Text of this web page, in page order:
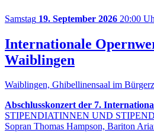
Samstag 19. September 2026 20:00
Internationale
Waiblingen
Waiblingen, Ghibellinensaal im
Abschlusskonzert der 7.
STIPENDIATINNEN UND
Sopran Thomas Hampson, Bariton